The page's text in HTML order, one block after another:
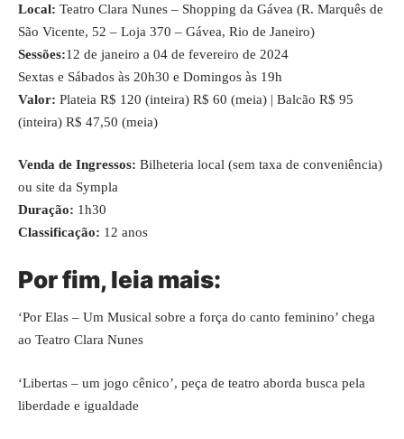
Local: Teatro Clara Nunes – Shopping da Gávea (R. Marquês de
São Vicente, 52 – Loja 370 – Gávea, Rio de Janeiro)
Sessões:12 de janeiro a 04 de fevereiro de 2024
Sextas e Sábados às 20h30 e Domingos às 19h
Valor: Plateia R$ 120 (inteira) R$ 60 (meia) | Balcão R$ 95
(inteira) R$ 47,50 (meia)
Venda de Ingressos: Bilheteria local (sem taxa de conveniência)
ou site da Sympla
Duração: 1h30
Classificação: 12 anos
Por fim, leia mais:
‘Por Elas – Um Musical sobre a força do canto feminino’ chega
ao Teatro Clara Nunes
‘Libertas – um jogo cênico’, peça de teatro aborda busca pela
liberdade e igualdade